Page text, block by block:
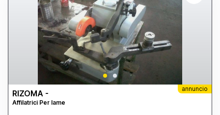
annuncio
RIZOMA -
Affilatrici Per lame